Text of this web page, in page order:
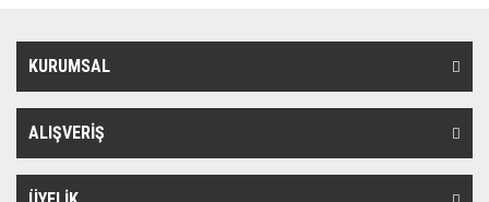
KURUMSAL
ALIŞVERİŞ